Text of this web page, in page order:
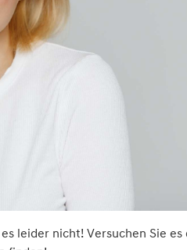
leider nicht! Versuchen Sie